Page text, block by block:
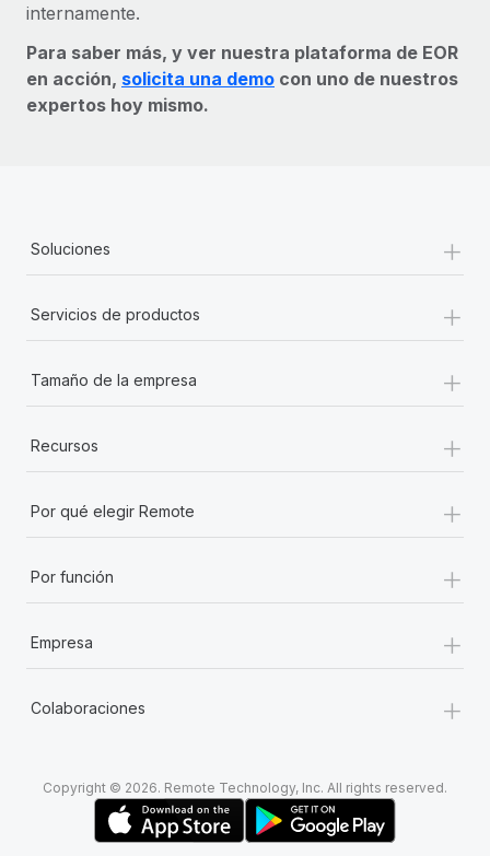
internamente.
Para saber más, y ver nuestra plataforma de EOR
en acción, solicita una demo con uno de nuestros
expertos hoy mismo.
Soluciones +
Servicios de productos +
Tamaño de la empresa +
Recursos +
Por qué elegir Remote +
Por función +
Empresa +
Colaboraciones +
Copyright © 2026. Remote Technology, Inc. All rights reserved.